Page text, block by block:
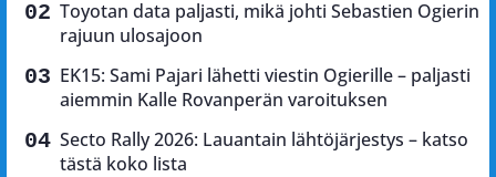
Toyotan data paljasti, mikä johti Sebastien Ogierin
rajuun ulosajoon
EK15: Sami Pajari lähetti viestin Ogierille – paljasti
aiemmin Kalle Rovanperän varoituksen
Secto Rally 2026: Lauantain lähtöjärjestys – katso
tästä koko lista